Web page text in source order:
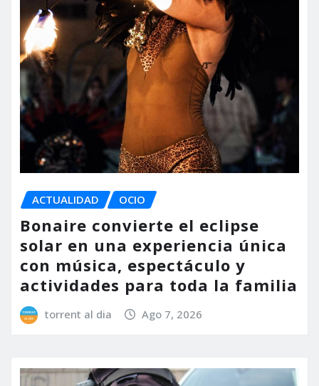
ACTUALIDAD OCIO
Bonaire convierte el eclipse
solar en una experiencia única
con música, espectáculo y
actividades para toda la familia
torrent al dia Ago 7, 2026